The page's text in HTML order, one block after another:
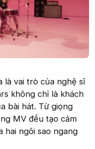
là vai trò của nghệ sĩ
không chỉ là khách
bài hát. Từ giọng
MV đều tạo cảm
hai ngôi sao ngang